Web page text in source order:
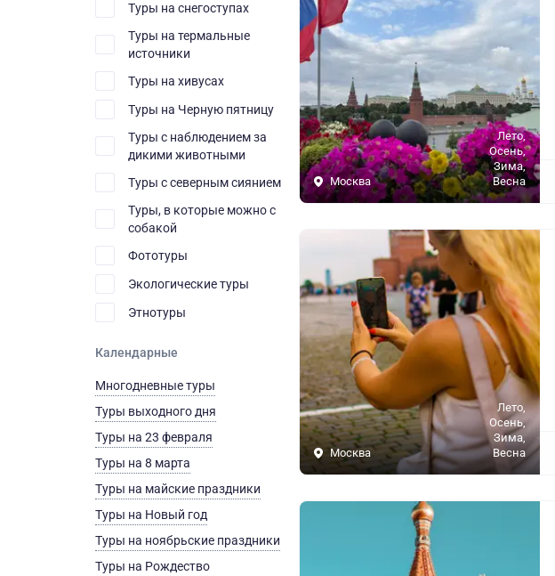
Туры на снегоступах
Туры на термальные
источники
Туры на хивусах
Туры на Черную пятницу
Туры с наблюдением за
дикими животными
Туры с северным сиянием
Туры, в которые можно с
собакой
Фототуры
Экологические туры
Этнотуры
Календарные
Многодневные туры
Туры выходного дня
Туры на 23 февраля
Туры на 8 марта
Туры на майские праздники
Туры на Новый год
Туры на ноябрьские праздники
Туры на Рождество
Москва
Лето,
Осень,
Зима,
Весна
Москва
Лето,
Осень,
Зима,
Весна